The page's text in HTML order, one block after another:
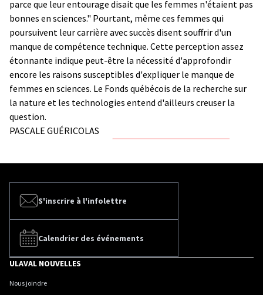
parce que leur entourage disait que les femmes n'étaient pas
bonnes en sciences." Pourtant, même ces femmes qui
poursuivent leur carrière avec succès disent souffrir d'un
manque de compétence technique. Cette perception assez
étonnante indique peut-être la nécessité d'approfondir
encore les raisons susceptibles d'expliquer le manque de
femmes en sciences. Le Fonds québécois de la recherche sur
la nature et les technologies entend d'ailleurs creuser la
question.
PASCALE GUÉRICOLAS
S'inscrire à l'infolettre
Calendrier des événements
ULAVAL NOUVELLES
Nous joindre